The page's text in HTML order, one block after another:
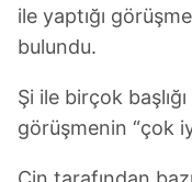
ile yaptığı
bulundu.
Şi ile birçok
görüşmenin “çok